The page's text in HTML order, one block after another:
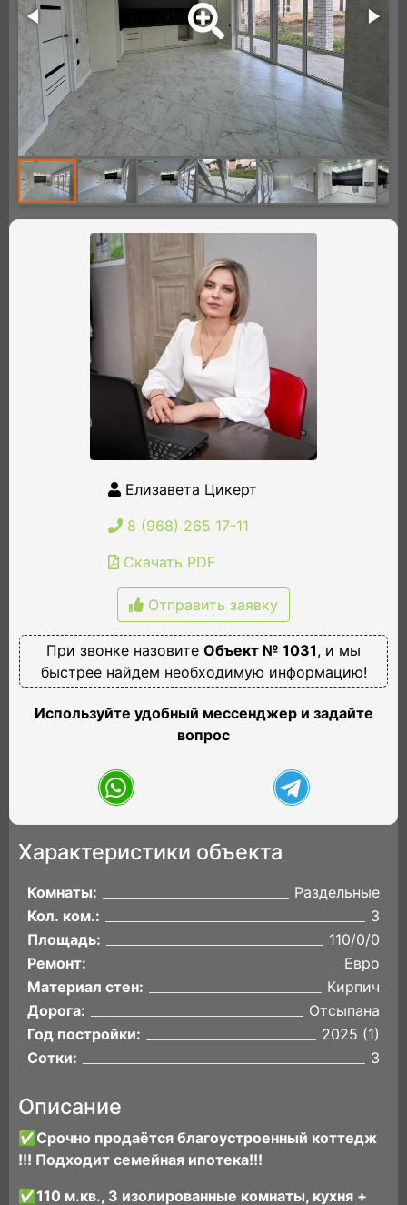
Елизавета Цикерт
8 (968) 265 17-11
Скачать PDF
Отправить заявку
При звонке назовите Объект № 1031, и мы
быстрее найдем необходимую информацию!
Используйте удобный мессенджер и задайте
вопрос
Характеристики объекта
Комнаты:
Раздельные
Кол. ком.:
3
Площадь:
110/0/0
Ремонт:
Евро
Материал стен:
Кирпич
Дорога:
Отсыпана
Год постройки:
2025 (1)
Сотки:
3
Описание
✅Срочно продаётся благоустроенный коттедж
!!! Подходит семейная ипотека!!!
✅110 м.кв., 3 изолированные комнаты, кухня +